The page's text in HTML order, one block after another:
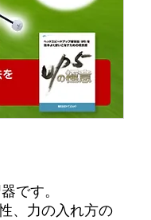
です。
、力の入れ方の